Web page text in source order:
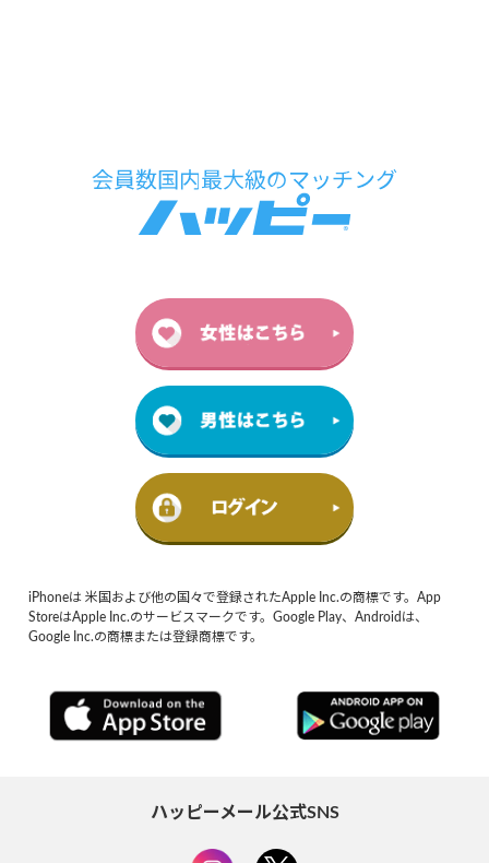
iPhoneは 米国および他の国々で登録されたApple Inc.の商標です。App
StoreはApple Inc.のサービスマークです。Google Play、Androidは、
Google Inc.の商標または登録商標です。
ハッピーメール公式SNS